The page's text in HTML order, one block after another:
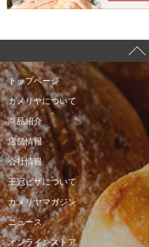
トップページ
カメリヤについて
商品紹介
店舗情報
会社情報
王冠ピザについて
カメリヤマガジン
ニュース
オンラインストア